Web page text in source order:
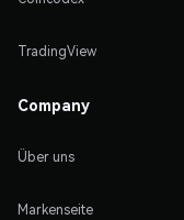
TradingView
Company
Über uns
Markenseite